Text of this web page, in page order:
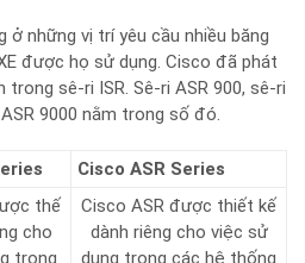
ở những vị trí yêu cầu nhiều băng
được họ sử dụng. Cisco đã phát
sê-ri ISR. Sê-ri ASR 900, sê-ri
9000 nằm trong số đó.
Cisco ASR Series
thế
cho
trong
Cisco ASR được thiết kế
dành riêng cho việc sử
dụng trong các hệ thống